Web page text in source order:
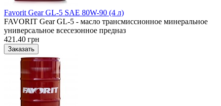
Favorit Gear GL-5 SAE 80W-90 (4 л)
FAVORIT Gear GL-5 - масло трансмиссионное минеральное
универсальное всесезонное предназ
421.40 грн